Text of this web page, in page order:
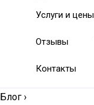
Услуги и цены
Отзывы
Контакты
Блог ›